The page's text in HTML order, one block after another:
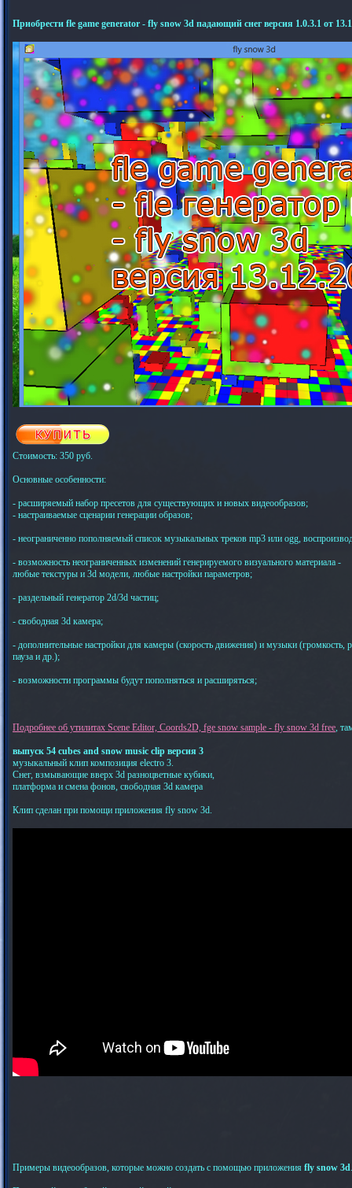
Приобрести fle game generator - fly snow 3d падающий снег версия 1.0.3.1 от
Стоимость: 350 руб.
Основные особенности:
- расширяемый набор пресетов для существующих и новых видеообразов;
- настраиваемые сценарии генерации образов;
- неограниченно пополняемый список музыкальных треков mp3 или ogg,
- возможность неограниченных изменений генерируемого визуального материала -
любые текстуры и 3d модели, любые настройки параметров;
- раздельный генератор 2d/3d частиц;
- свободная 3d камера;
- дополнительные настройки для камеры (скорость движения) и музыки (громкость,
пауза и др.);
- возможности программы будут пополняться и расширяться;
Подробнее об утилитах Scene Editor, Coords2D, fge snow sample - fly snow 3d free ,
выпуск 54 cubes and snow music clip версия 3
музыкальный клип композиция electro 3.
Снег, взмывающие вверх 3d разноцветные кубики,
платформа и смена фонов, свободная 3d камера
Клип сделан при помощи приложения fly snow 3d.
Примеры видеообразов, которые можно создать с помощью приложения fly snow 3d